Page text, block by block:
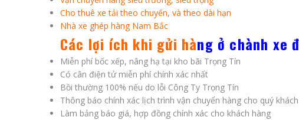
Cho thuê xe tải theo chuyến, và theo dài hạn
Nhà xe ghép hàng Nam Bắc
Các lợi ích khi gửi hàng ở chành xe
Miễn phí bốc xếp, nâng hạ tại kho bãi Trọng Tín
Có cân điện tử miễn phí chính xác nhất
Bồi thường 100% nếu do lỗi Công Ty Trọng Tín
Thông báo chính xác lịch trình vận chuyển hàng cho quý khách
Làm bảng báo giá, hợp đồng chính xác cho khách hàng